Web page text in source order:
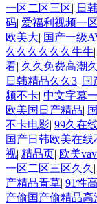
一区二区三区| 日
码| 爱福利视频一
欧美大| 国产一级
久久久久久久牛牛|
看| 久久免费高潮
日韩精品久久3| 国
频不卡| 中文字幕
欧美国日产精品|
不卡电影| 99久在
国产日韩欧美在
视| 精品页| 欧美
一区二区三区久久 |
产精品青草| 91性
产偷国产偷精品高